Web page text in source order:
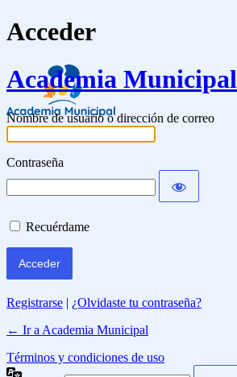
Acceder
Academia Municipal
Nombre de usuario o dirección de correo
Contraseña
Recuérdame
Registrarse | ¿Olvidaste tu contraseña?
← Ir a Academia Municipal
Términos y condiciones de uso